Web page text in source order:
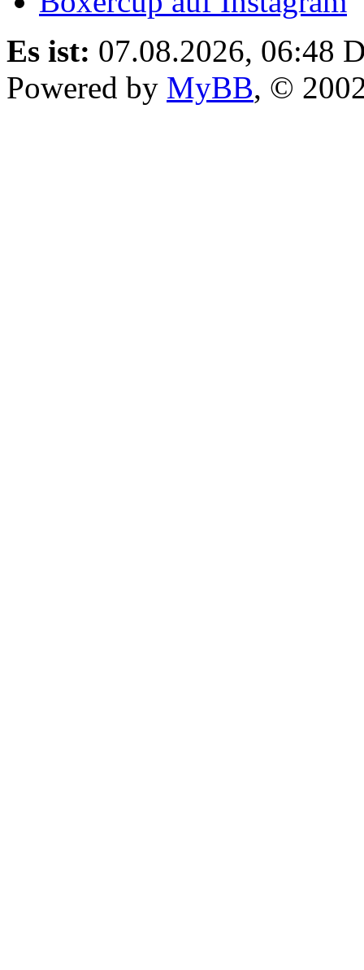
Es ist: 07.08.2026, 06:48
Powered by MyBB, ©